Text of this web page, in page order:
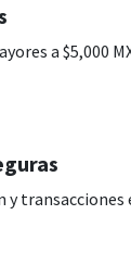
a $5,000
y